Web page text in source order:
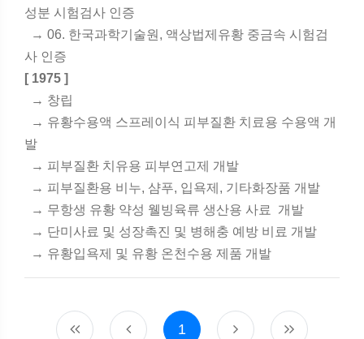
성분 시험검사 인증
→ 06. 한국과학기술원, 액상법제유황 중금속 시험검
사 인증
[ 1975 ]
→ 창립
→ 유황수용액 스프레이식 피부질환 치료용 수용액 개
발
→ 피부질환 치유용 피부연고제 개발
→ 피부질환용 비누, 샴푸, 입욕제, 기타화장품 개발
→ 무항생 유황 약성 웰빙육류 생산용 사료 개발
→ 단미사료 및 성장촉진 및 병해충 예방 비료 개발
→ 유황입욕제 및 유황 온천수용 제품 개발
1